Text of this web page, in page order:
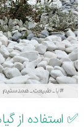
✅ استفاده از